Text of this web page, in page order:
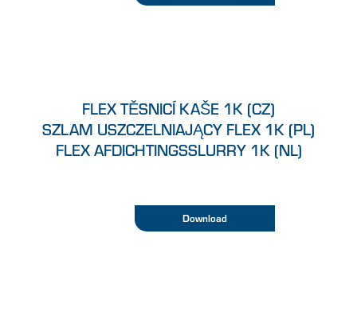
FLEX TĚSNICÍ KAŠE 1K (CZ)
SZLAM USZCZELNIAJĄCY FLEX 1K (PL)
FLEX AFDICHTINGSSLURRY 1K (NL)
Download